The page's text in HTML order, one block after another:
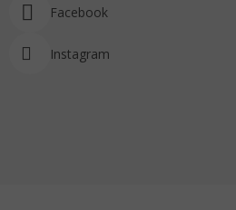
Facebook
Instagram